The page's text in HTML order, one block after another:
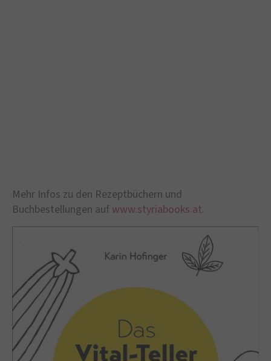
Mehr Infos zu den Rezeptbüchern und
Buchbestellungen auf www.styriabooks.at.